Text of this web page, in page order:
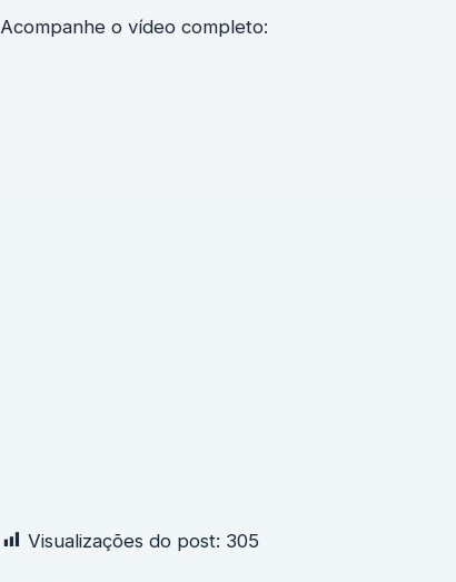
Acompanhe o vídeo completo:
Visualizações do post: 305